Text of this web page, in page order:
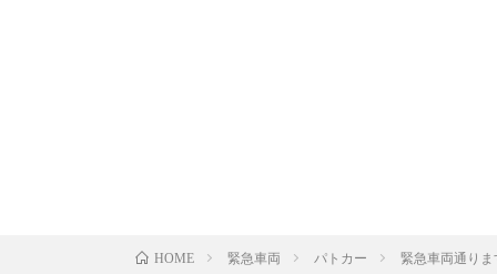
HOME 緊急車両 パトカー 緊急車両通りま